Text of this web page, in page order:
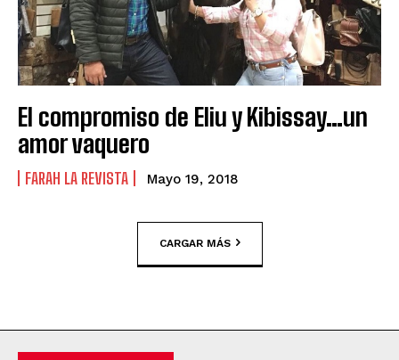
El compromiso de Eliu y Kibissay…un
amor vaquero
FARAH LA REVISTA Mayo 19, 2018
CARGAR MÁS